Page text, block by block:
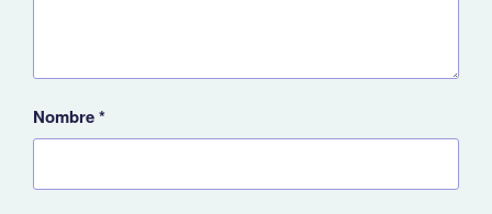
Nombre*